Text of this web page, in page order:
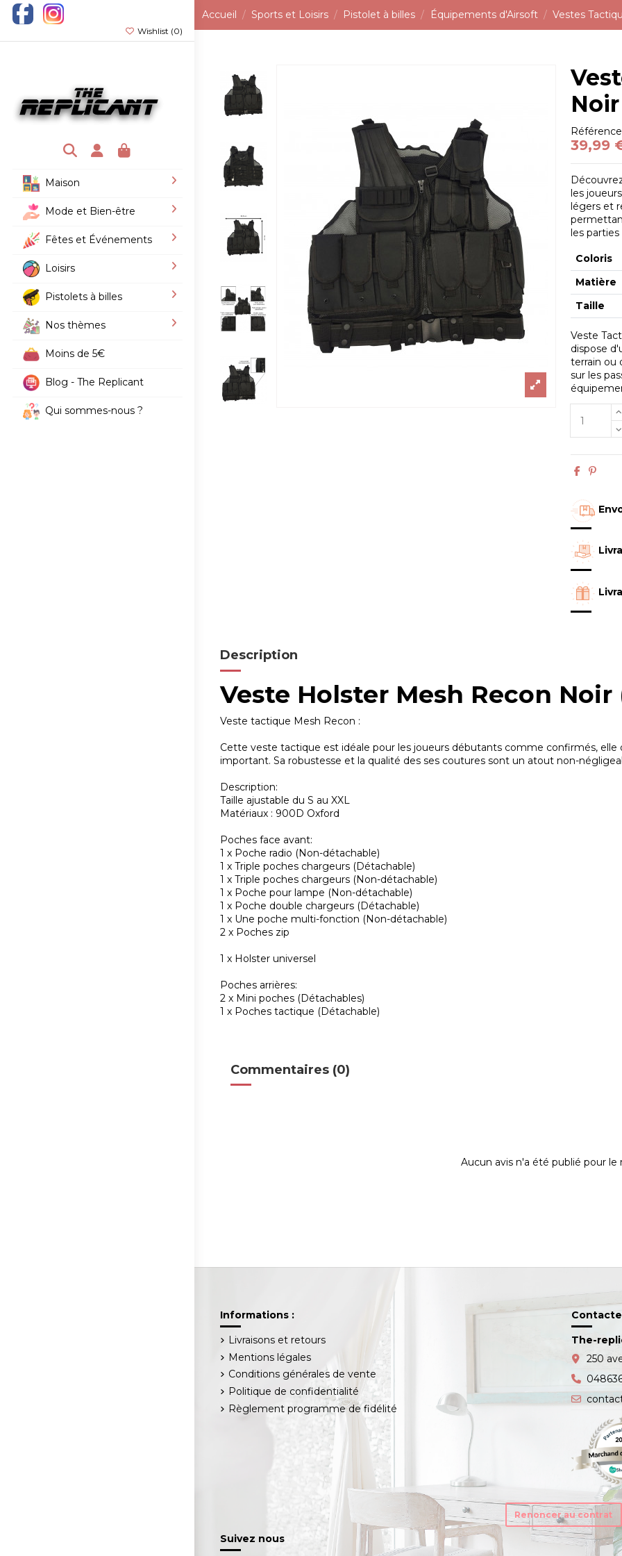
Wishlist (0)
Maison
Mode et Bien-être
Fêtes et Événements
Loisirs
Pistolets à billes
Nos thèmes
Moins de 5€
Blog - The Replicant
Qui sommes-nous ?
Accueil Sports et Loisirs Pistolet à billes Équipements d'Airsoft Vestes
Noir
Référence
39,99
les
légers et
les
Coloris
Matière
Taille
Veste
dispose
terrain ou
sur les
Description
Veste Holster Mesh Recon Noir
Veste tactique Mesh Recon :
Cette veste tactique est idéale pour les joueurs débutants comme confirmés,
important. Sa robustesse et la qualité des ses coutures sont un atout non-
Description:
Taille ajustable du S au XXL
Matériaux : 900D Oxford
Poches face avant:
1 x Poche radio (Non-détachable)
1 x Triple poches chargeurs (Détachable)
1 x Triple poches chargeurs (Non-détachable)
1 x Poche pour lampe (Non-détachable)
1 x Poche double chargeurs (Détachable)
1 x Une poche multi-fonction (Non-détachable)
2 x Poches zip
1 x Holster universel
Poches arrières:
2 x Mini poches (Détachables)
1 x Poches tactique (Détachable)
Commentaires (0)
Aucun avis n'a été publié pour
Informations :
Livraisons et retours
Mentions légales
Conditions générales de vente
Politique de confidentialité
Règlement programme de fidélité
The-
250
Renoncer au contrat
Suivez nous